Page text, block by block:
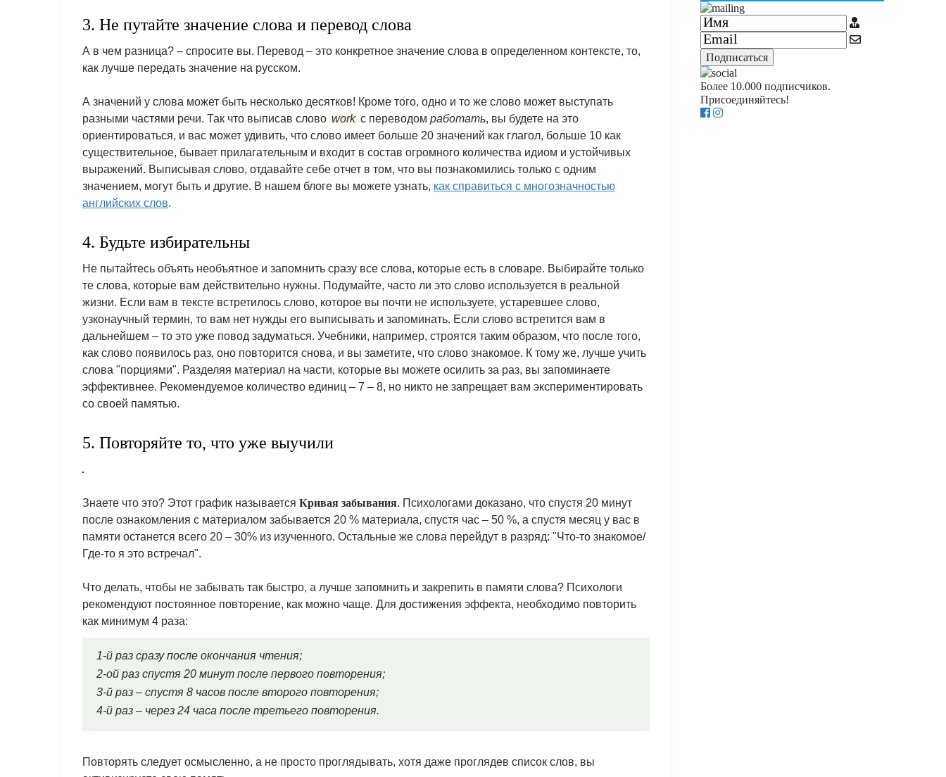
3. Не путайте значение слова и перевод слова
А в чем разница? – спросите вы. Перевод – это конкретное значение слова в определенном контексте, то,
как лучше передать значение на русском.
А значений у слова может быть несколько десятков! Кроме того, одно и то же слово может выступать
разными частями речи. Так что выписав слово work с переводом работать, вы будете на это
ориентироваться, и вас может удивить, что слово имеет больше 20 значений как глагол, больше 10 как
существительное, бывает прилагательным и входит в состав огромного количества идиом и устойчивых
выражений. Выписывая слово, отдавайте себе отчет в том, что вы познакомились только с одним
значением, могут быть и другие. В нашем блоге вы можете узнать, как справиться с многозначностью
английских слов.
4. Будьте избирательны
Не пытайтесь объять необъятное и запомнить сразу все слова, которые есть в словаре. Выбирайте только
те слова, которые вам действительно нужны. Подумайте, часто ли это слово используется в реальной
жизни. Если вам в тексте встретилось слово, которое вы почти не используете, устаревшее слово,
узконаучный термин, то вам нет нужды его выписывать и запоминать. Если слово встретится вам в
дальнейшем – то это уже повод задуматься. Учебники, например, строятся таким образом, что после того,
как слово появилось раз, оно повторится снова, и вы заметите, что слово знакомое. К тому же, лучше учить
слова "порциями". Разделяя материал на части, которые вы можете осилить за раз, вы запоминаете
эффективнее. Рекомендуемое количество единиц – 7 – 8, но никто не запрещает вам экспериментировать
со своей памятью.
5. Повторяйте то, что уже выучили
Знаете что это? Этот график называется Кривая забывания. Психологами доказано, что спустя 20 минут
после ознакомления с материалом забывается 20 % материала, спустя час – 50 %, а спустя месяц у вас в
памяти останется всего 20 – 30% из изученного. Остальные же слова перейдут в разряд: "Что-то знакомое/
Где-то я это встречал".
Что делать, чтобы не забывать так быстро, а лучше запомнить и закрепить в памяти слова? Психологи
рекомендуют постоянное повторение, как можно чаще. Для достижения эффекта, необходимо повторить
как минимум 4 раза:
1-й раз сразу после окончания чтения;
2-ой раз спустя 20 минут после первого повторения;
3-й раз – спустя 8 часов после второго повторения;
4-й раз – через 24 часа после третьего повторения.
Повторять следует осмысленно, а не просто проглядывать, хотя даже проглядев список слов, вы
Подписаться
Более 10.000 подписчиков.
Присоединяйтесь!